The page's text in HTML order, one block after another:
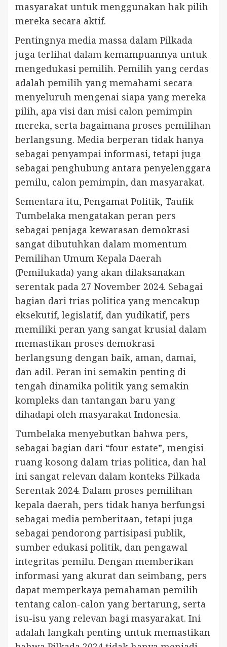
masyarakat untuk menggunakan hak pilih
mereka secara aktif.
Pentingnya media massa dalam Pilkada
juga terlihat dalam kemampuannya untuk
mengedukasi pemilih. Pemilih yang cerdas
adalah pemilih yang memahami secara
menyeluruh mengenai siapa yang mereka
pilih, apa visi dan misi calon pemimpin
mereka, serta bagaimana proses pemilihan
berlangsung. Media berperan tidak hanya
sebagai penyampai informasi, tetapi juga
sebagai penghubung antara penyelenggara
pemilu, calon pemimpin, dan masyarakat.
Sementara itu, Pengamat Politik, Taufik
Tumbelaka mengatakan peran pers
sebagai penjaga kewarasan demokrasi
sangat dibutuhkan dalam momentum
Pemilihan Umum Kepala Daerah
(Pemilukada) yang akan dilaksanakan
serentak pada 27 November 2024. Sebagai
bagian dari trias politica yang mencakup
eksekutif, legislatif, dan yudikatif, pers
memiliki peran yang sangat krusial dalam
memastikan proses demokrasi
berlangsung dengan baik, aman, damai,
dan adil. Peran ini semakin penting di
tengah dinamika politik yang semakin
kompleks dan tantangan baru yang
dihadapi oleh masyarakat Indonesia.
Tumbelaka menyebutkan bahwa pers,
sebagai bagian dari “four estate”, mengisi
ruang kosong dalam trias politica, dan hal
ini sangat relevan dalam konteks Pilkada
Serentak 2024. Dalam proses pemilihan
kepala daerah, pers tidak hanya berfungsi
sebagai media pemberitaan, tetapi juga
sebagai pendorong partisipasi publik,
sumber edukasi politik, dan pengawal
integritas pemilu. Dengan memberikan
informasi yang akurat dan seimbang, pers
dapat memperkaya pemahaman pemilih
tentang calon-calon yang bertarung, serta
isu-isu yang relevan bagi masyarakat. Ini
adalah langkah penting untuk memastikan